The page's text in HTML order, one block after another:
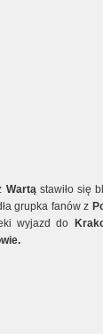
Wartąstawiło się
grupka fanów z
wyjazd do